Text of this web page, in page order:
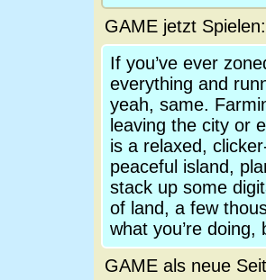
GAME jetzt
If you’ve ever
everything and
yeah, same.
leaving the city or
is a relaxed,
peaceful island,
stack up some
of land, a few
what you’re doing,
GAME als neue